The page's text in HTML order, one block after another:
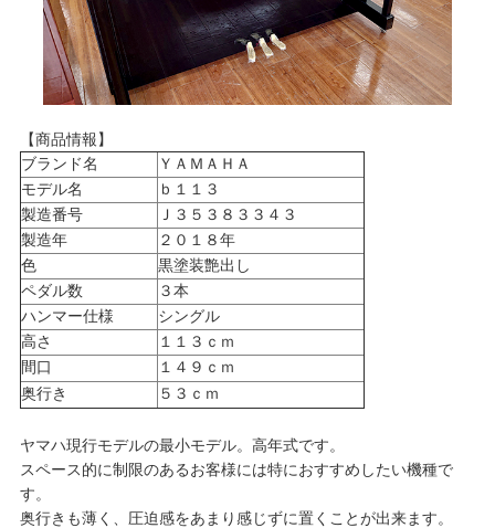
【商品情報】
ブランド名
ＹＡＭＡＨＡ
モデル名
ｂ１１３
製造番号
Ｊ３５３８３３４３
製造年
２０１８年
色
黒塗装艶出し
ペダル数
３本
ハンマー仕様
シングル
高さ
１１３ｃｍ
間口
１４９ｃｍ
奥行き
５３ｃｍ
ヤマハ現行モデルの最小モデル。高年式です。
スペース的に制限のあるお客様には特におすすめしたい機種で
す。
奥行きも薄く、圧迫感をあまり感じずに置くことが出来ます。